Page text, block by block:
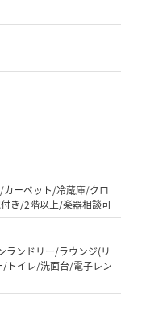
ーペット/冷蔵庫/クロ
き/2階以上/楽器相談可
ンドリー/ラウンジ(リ
トイレ/洗面台/電子レン